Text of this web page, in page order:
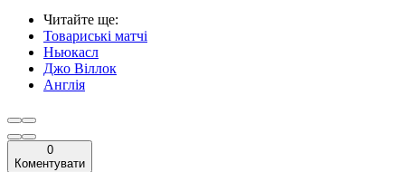
Читайте ще:
Товариські матчі
Ньюкасл
Джо Віллок
Англія
0
Коментувати